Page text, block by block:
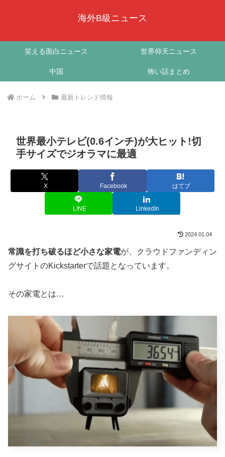
海外B級ニュース
笑える面白ニュース 世界仰天ニュース
中国 怖い話まとめ
ホーム 最新トレンド情報
世界最小テレビ(0.6インチ)が大ヒット!切
手サイズでジオラマに最適
X Facebook はてブ
LINE LinkedIn
2024.01.04
常識を打ち破るほど小さな家電が、クラウドファンディン
グサイトのKickstarterで話題となっています。
その家電とは…